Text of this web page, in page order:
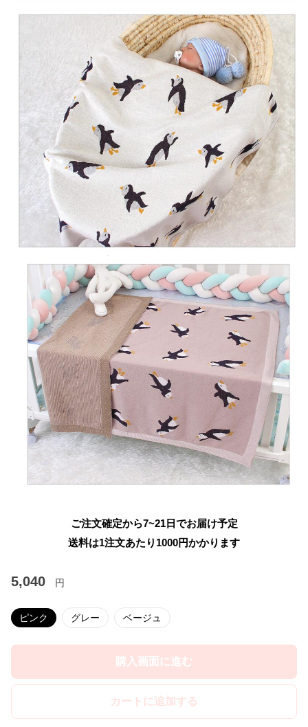
ご注文確定から7~21日でお届け予定
送料は1注文あたり 1000円かかります
5,040 円
ピンク グレー ベージュ
購入画面に進む
カートに追加する